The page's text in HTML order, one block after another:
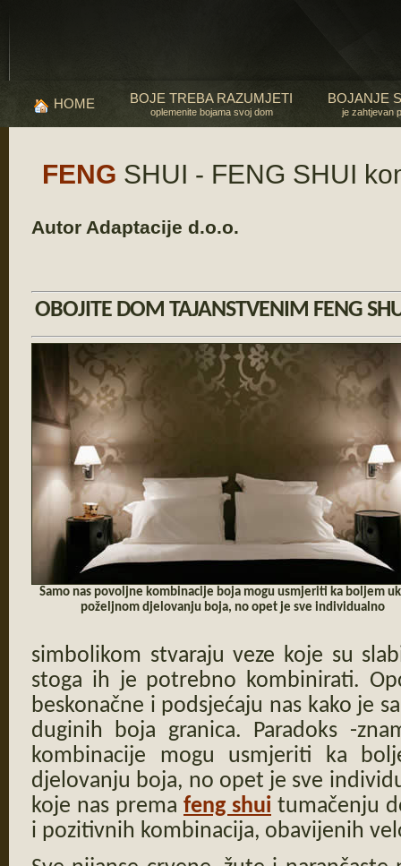
HOME BOJE TREBA RAZUMJETI
oplemenite bojama svoj dom
BOJANJE
je zahtjevan
FENG SHUI - FENG SHUI
Autor Adaptacije d.o.o.
OBOJITE DOM TAJANSTVENIM FENG
Samo nas povoljne kombinacije boja mogu usmjeriti ka boljem
poželjnom djelovanju boja, no opet je sve individualno
simbolikom stvaraju veze koje su
stoga ih je potrebno kombinirati.
beskonačne i podsjećaju nas kako je
duginih boja granica. Paradoks -
kombinacije mogu usmjeriti ka
djelovanju boja, no opet je sve
koje nas prema feng shui tumačenju
i pozitivnih kombinacija, obavijenih